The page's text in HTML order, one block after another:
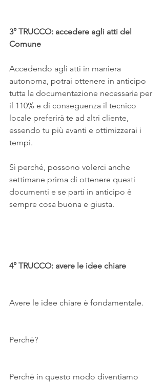
3° TRUCCO: accedere agli atti del
Comune
Accedendo agli atti in maniera
autonoma, potrai ottenere in anticipo
tutta la documentazione necessaria per
il 110% e di conseguenza il tecnico
locale preferirà te ad altri cliente,
essendo tu più avanti e ottimizzerai i
tempi.
Sì perché, possono volerci anche
settimane prima di ottenere questi
documenti e se parti in anticipo è
sempre cosa buona e giusta.
4° TRUCCO: avere le idee chiare
Avere le idee chiare è fondamentale.
Perché?
Perché in questo modo diventiamo